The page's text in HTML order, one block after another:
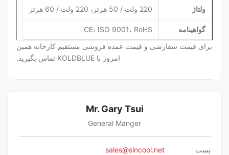
ولتاژ 220 ولت / 50 هرتز، 220 ولت / 60 هرتز
گواهینامه
CE، ISO 9001، RoHS
برای قیمت سفارشی و قیمت عمده فروشی مستقیم کارخانه همین
امروز با KOLDBLUE تماس بگیرید.
Mr. Gary Tsui
General Manger
پست
sales@sincool.net